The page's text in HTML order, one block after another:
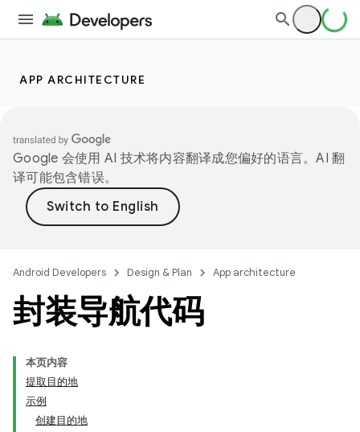
APP ARCHITECTURE
Google 会使用 AI 技术将内容翻译成您偏好的语言。AI 翻
译可能包含错误。
Android Developers Design & Plan App architecture
封装导航代码
本页内容
提取目的地
示例
创建目的地